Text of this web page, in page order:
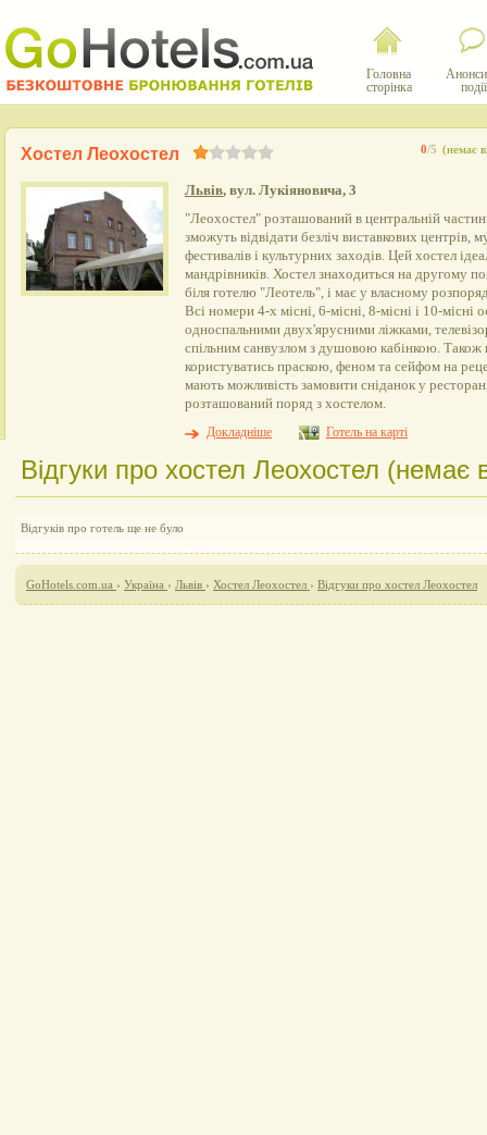
Головна
сторінка
події
0/5 (немає
Хостел Леохостел
Львів, вул. Лукіяновича, 3
"Леохостел" розташований в центральній
зможуть відвідати безліч виставкових центрів,
фестивалів і культурних заходів. Цей хостел
мандрівників. Хостел знаходиться на другому
біля готелю "Леотель", і має у власному
Всі номери 4-х місні, 6-місні, 8-місні і 10-
односпальними двух'ярусними ліжками,
спільним санвузлом з душовою кабінкою. Також
користуватись праскою, феном та сейфом на
мають можливість замовити сніданок у
розташований поряд з хостелом.
Докладніше
Готель на карті
Відгуки про хостел Леохостел (немає
Відгуків про готель ще не було
GoHotels.com.ua › Україна › Львів › Хостел Леохостел › Відгуки про хостел Леохостел